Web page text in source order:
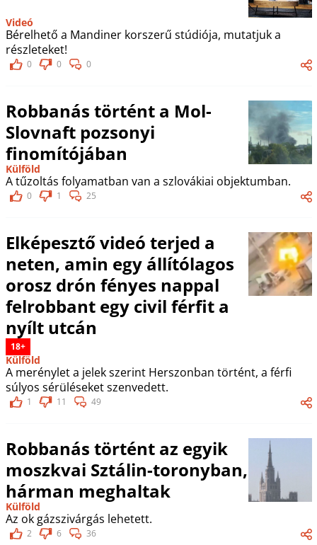
Videó
Bérelhető a Mandiner korszerű stúdiója, mutatjuk a
részleteket!
0 0 0
Robbanás történt a Mol-
Slovnaft pozsonyi
finomítójában
Külföld
A tűzoltás folyamatban van a szlovákiai objektumban.
0 1 25
Elképesztő videó terjed a
neten, amin egy állítólagos
orosz drón fényes nappal
felrobbant egy civil férfit a
nyílt utcán
18+
Külföld
A merénylet a jelek szerint Herszonban történt, a férfi
súlyos sérüléseket szenvedett.
1 11 49
Robbanás történt az egyik
moszkvai Sztálin-toronyban,
hárman meghaltak
Külföld
Az ok gázszivárgás lehetett.
2 6 36